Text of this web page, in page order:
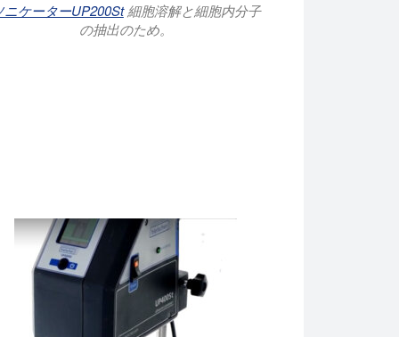
ニケーターUP200St細胞溶解と細胞内分子
の抽出のため。